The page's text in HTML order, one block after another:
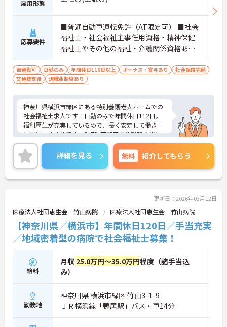
雇用形態
応募要件
■普通自動車運転免許（AT限定可） ■社会
福祉士・社会福祉主事任用資格・精神保健
福祉士やその他の福祉・介護関係資格あれ
ば尚可 ■老人ホームでの相談員業務経験あ
れば尚可
車通勤可 日勤のみ 年間休日110日以上 ボーナス・賞与あり
社会保険完備
交通費支給
退職金制度あり
神奈川県横浜市緑区にある特別養護老人ホームでの
社会福祉士求人です！日勤のみで年間休日112日。
福利厚生が充実しているので、長く安定して働きた
い方におすすめです。OJT教育制度あり経験の浅い
方も安心です。中山駅から送迎車利用やマイカー通
勤も可能です。ご興味がある方は、ご面接のポイン
トをお伝えしますので、お気軽にお問い合わせくだ
さい。
詳細を見る 無料 紹介してもらう
更新日：2026年03月12日
医療法人社団恵生会 竹山病院 医療法人社団恵生会 竹山病院
【神奈川県／横浜市】年間休日120日／手当充実
／地域密着型の病院で社会福祉士募集！
給料
月収 25.0万円～35.0万円程度（諸手当込
み）
勤務地
神奈川県 横浜市緑区 竹山3-1-9
ＪＲ横浜線「鴨居駅」バス・車14分